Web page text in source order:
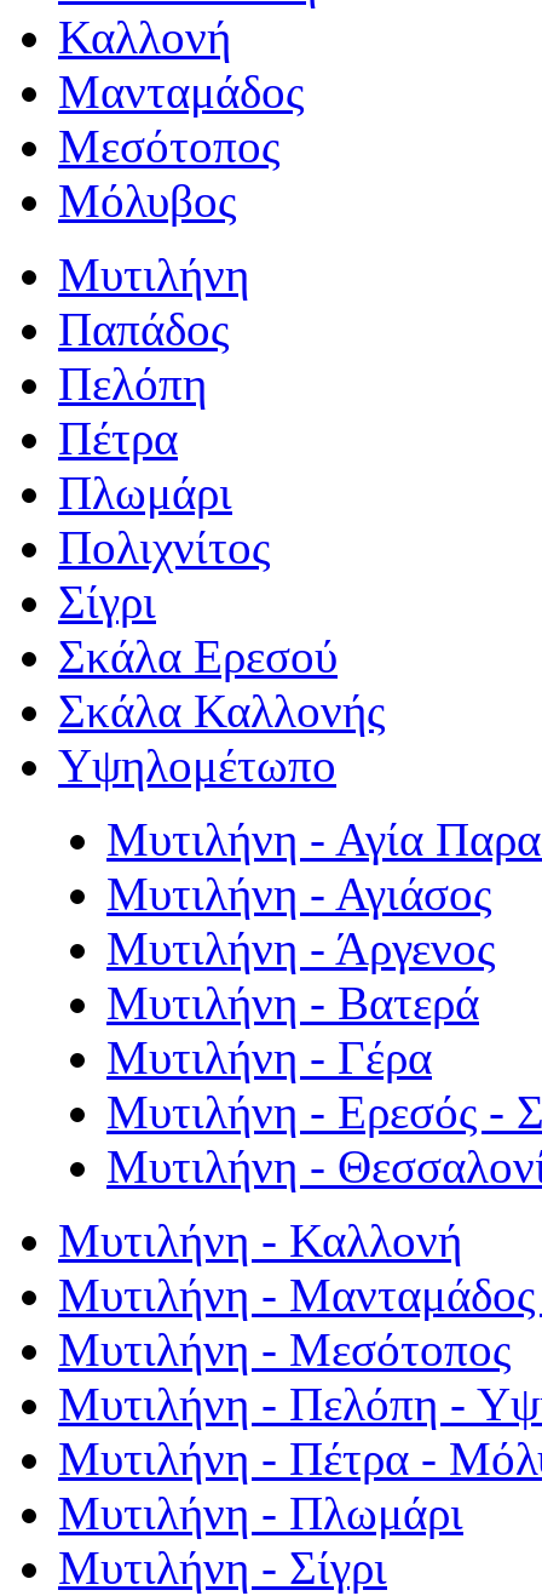
Καλλονή
Μανταμάδος
Μεσότοπος
Μόλυβος
Μυτιλήνη
Παπάδος
Πελόπη
Πέτρα
Πλωμάρι
Πολιχνίτος
Σίγρι
Σκάλα Ερεσού
Σκάλα Καλλονής
Υψηλομέτωπο
Μυτιλήνη - Αγία
Μυτιλήνη - Αγιάσος
Μυτιλήνη - Άργενος
Μυτιλήνη - Βατερά
Μυτιλήνη - Γέρα
Μυτιλήνη - Ερεσός -
Μυτιλήνη -
Μυτιλήνη - Καλλονή
Μυτιλήνη - Μανταμάδος
Μυτιλήνη - Μεσότοπος
Μυτιλήνη - Πελόπη -
Μυτιλήνη - Πέτρα -
Μυτιλήνη - Πλωμάρι
Μυτιλήνη - Σίγρι